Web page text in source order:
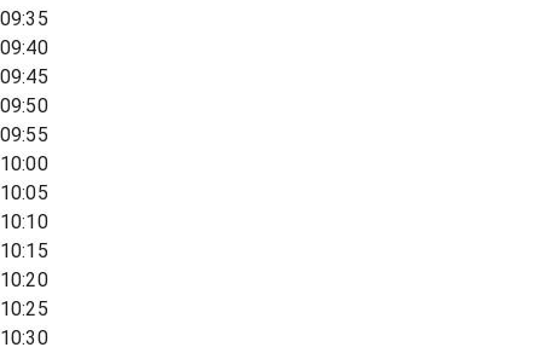
09:35
09:40
09:45
09:50
09:55
10:00
10:05
10:10
10:15
10:20
10:25
10:30